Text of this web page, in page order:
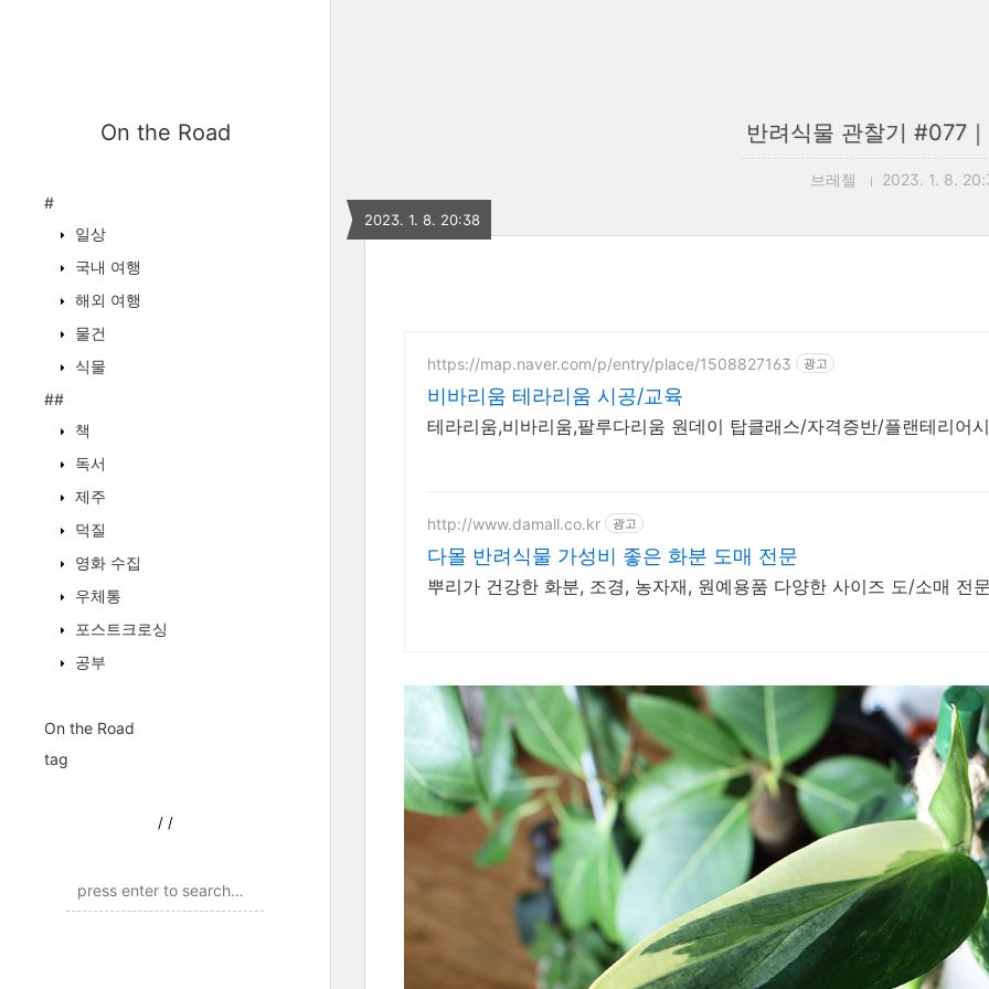
On the Road
#
일상
국내 여행
해외 여행
물건
식물
##
책
독서
제주
덕질
영화 수집
우체통
포스트크로싱
공부
On the Road
tag
/ /
반려식물 관찰기 #077
브레첼 2023. 1. 8.
2023. 1. 8. 20:38
https://map.naver.com/p/entry/place/1508827163 광고
비바리움 테라리움 시공/교육
테라리움,비바리움,팔루다리움 원데이 탑클래스/자격증반/플랜테리어
http://www.damall.co.kr 광고
다몰 반려식물 가성비 좋은 화분 도매 전문
뿌리가 건강한 화분, 조경, 농자재, 원예용품 다양한 사이즈 도/소매 전